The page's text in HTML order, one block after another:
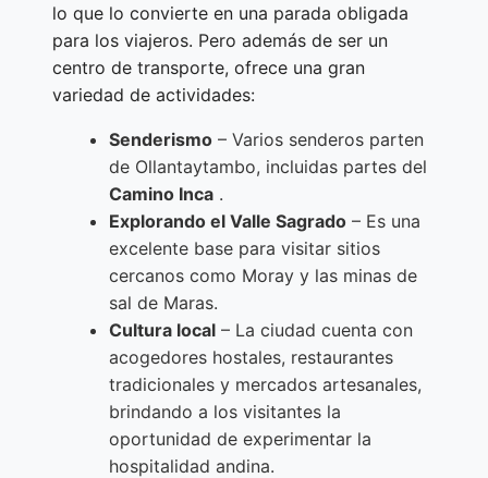
lo que lo convierte en una parada obligada
para los viajeros. Pero además de ser un
centro de transporte, ofrece una gran
variedad de actividades:
Senderismo – Varios senderos parten
de Ollantaytambo, incluidas partes del
Camino Inca .
Explorando el Valle Sagrado – Es una
excelente base para visitar sitios
cercanos como Moray y las minas de
sal de Maras.
Cultura local – La ciudad cuenta con
acogedores hostales, restaurantes
tradicionales y mercados artesanales,
brindando a los visitantes la
oportunidad de experimentar la
hospitalidad andina.